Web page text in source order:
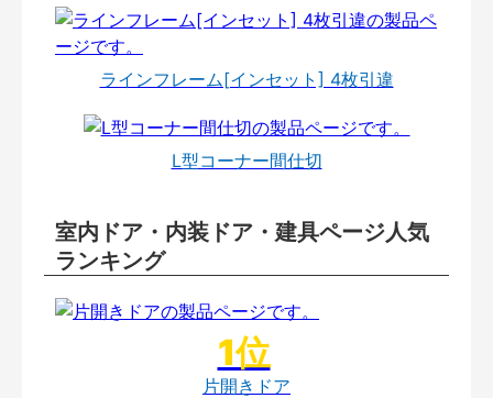
ラインフレーム[インセット] 4枚引違
L型コーナー間仕切
室内ドア・内装ドア・建具ページ人気
ランキング
片開きドア